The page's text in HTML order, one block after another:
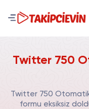
Twitter 750
Twitter 750
formu eksiksiz